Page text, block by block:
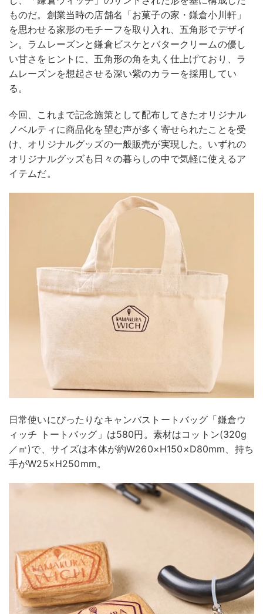
ものだ。創業当時の店舗名「お菓子の家・鎌倉小川軒」
を思わせる家形のモチーフを取り入れ、五角形でデザイ
ン。ラムレーズンと鎌倉ビスケとバタークリームの優し
い甘さをヒントに、五角形の角を丸く仕上げており、ラ
ムレーズンを想起させる深い紫のカラーを採用してい
る。
今回、これまで記念施策として配布してきたオリジナル
ノベルティに商品化を望む声が多く寄せられたことを受
け、オリジナルグッズの一般販売が実現した。いずれの
オリジナルグッズも日々の暮らしの中で気軽に使えるア
イテムだ。
日常使いにぴったりなキャンバストートバッグ「鎌倉ウ
ィッチ トートバッグ」は580円。素材はコットン(320g
／㎡)で、サイズは本体が約W260×H150×D80mm、持ち
手がW25×H250mm。